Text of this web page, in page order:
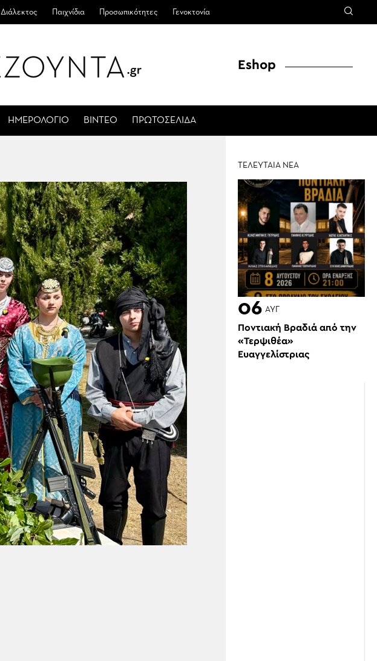
Διάλεκτος Παιχνίδια Προσωπικότητες Γενοκτονία
ΗΜΕΡΟΛΟΓΙΟ ΒΙΝΤΕΟ ΠΡΩΤΟΣΕΛΙΔΑ
Eshop
ΤΕΛΕΥΤΑΙΑ ΝΕΑ
06 ΑΥΓ
Ποντιακή Βραδιά από την
«Τερψιθέα»
Ευαγγελίστριας